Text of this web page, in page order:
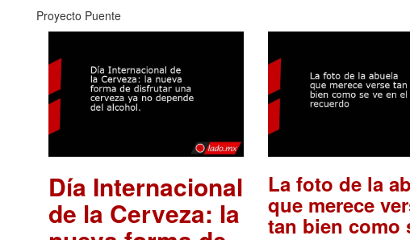
Proyecto Puente
Día Internacional
de la Cerveza: la
La foto de la
que merece
tan bien como